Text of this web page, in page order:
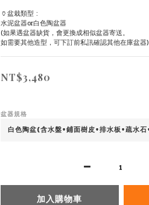
🏺盆栽類型 :
水泥盆器or白色陶盆器
(如果遇盆器缺貨，會更換成相似盆器寄送。
如需要其他造型，可下訂前私訊確認其他在庫盆器)
NT$3,480
盆器規格
加入購物車